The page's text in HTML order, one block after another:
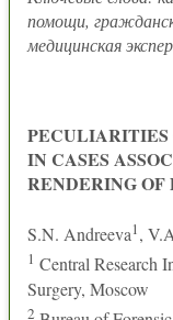
помощи,
медицинская
PECULIARITIES
IN CASES
RENDERING
S.N. Andreeva1,
1 Central Research
Surgery, Moscow
2